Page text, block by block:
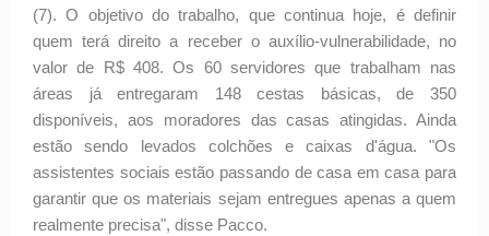
(7). O objetivo do trabalho, que continua hoje, é definir
quem terá direito a receber o auxílio-vulnerabilidade, no
valor de R$ 408. Os 60 servidores que trabalham nas
áreas já entregaram 148 cestas básicas, de 350
disponíveis, aos moradores das casas atingidas. Ainda
estão sendo levados colchões e caixas d'água. "Os
assistentes sociais estão passando de casa em casa para
garantir que os materiais sejam entregues apenas a quem
realmente precisa", disse Pacco.